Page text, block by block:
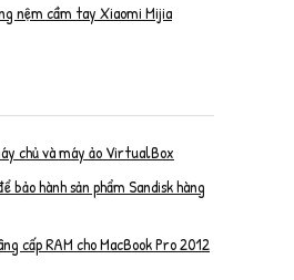
nệm cầm tay Xiaomi Mijia
chủ và máy ảo VirtualBox
bảo hành sản phẩm Sandisk hàng
cấp RAM cho MacBook Pro 2012